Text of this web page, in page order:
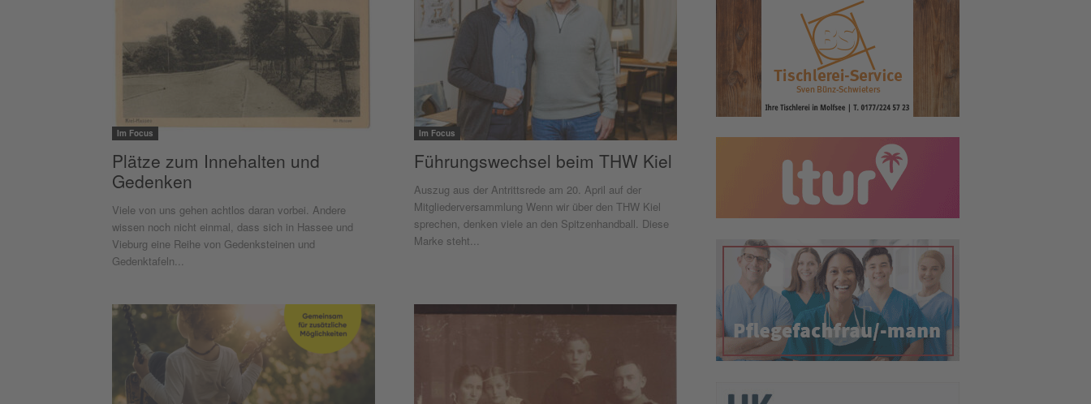
Im Focus
Plätze zum Innehalten und
Gedenken
Viele von uns gehen achtlos daran vorbei. Andere
wissen noch nicht einmal, dass sich in Hassee und
Vieburg eine Reihe von Gedenksteinen und
Gedenktafeln...
Im Focus
Führungswechsel beim THW Kiel
Auszug aus der Antrittsrede am 20. April auf der
Mitgliederversammlung Wenn wir über den THW Kiel
sprechen, denken viele an den Spitzenhandball. Diese
Marke steht...